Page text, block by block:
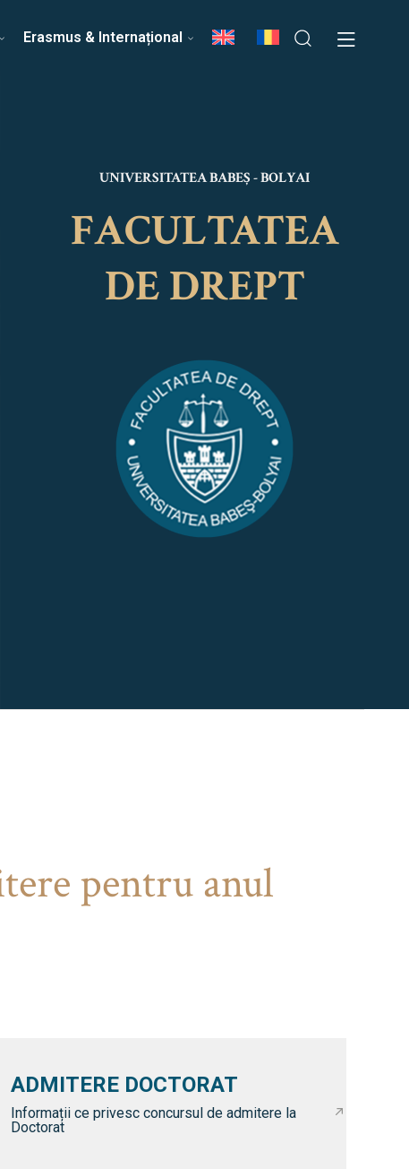
Echipa Facultății
Erasmus & Internațional
UNIVERSITATEA BABEȘ - BOLYAI
FACULTATEA
DE DREPT
pentru anul
ADMITERE DOCTORAT
Informații ce privesc concursul de admitere la
Doctorat